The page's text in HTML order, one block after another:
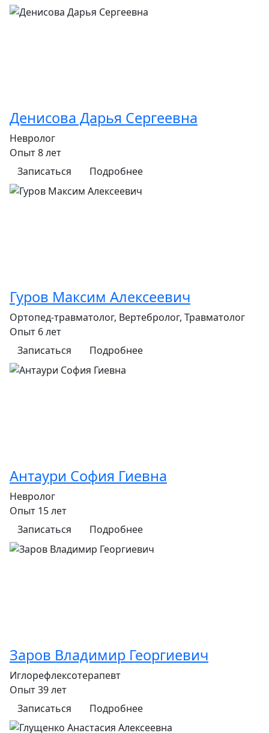
Денисова Дарья Сергеевна
Невролог
Опыт 8 лет
Записаться
Подробнее
Гуров Максим Алексеевич
Ортопед-травматолог, Вертебролог, Травматолог
Опыт 6 лет
Записаться
Подробнее
Антаури София Гиевна
Невролог
Опыт 15 лет
Записаться
Подробнее
Заров Владимир Георгиевич
Иглорефлексотерапевт
Опыт 39 лет
Записаться
Подробнее